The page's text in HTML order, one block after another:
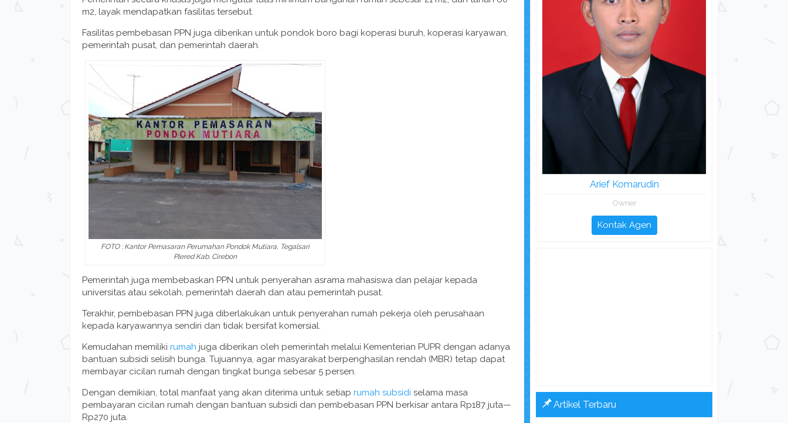
m2, layak mendapatkan fasilitas tersebut.
Fasilitas pembebasan PPN juga diberikan untuk pondok boro bagi koperasi buruh, koperasi karyawan,
pemerintah pusat, dan pemerintah daerah.
FOTO : Kantor Pemasaran Perumahan Pondok Mutiara, Tegalsari
Plered Kab. Cirebon
Pemerintah juga membebaskan PPN untuk penyerahan asrama mahasiswa dan pelajar kepada
universitas atau sekolah, pemerintah daerah dan atau pemerintah pusat.
Terakhir, pembebasan PPN juga diberlakukan untuk penyerahan rumah pekerja oleh perusahaan
kepada karyawannya sendiri dan tidak bersifat komersial.
Kemudahan memiliki rumah juga diberikan oleh pemerintah melalui Kementerian PUPR dengan adanya
bantuan subsidi selisih bunga. Tujuannya, agar masyarakat berpenghasilan rendah (MBR) tetap dapat
membayar cicilan rumah dengan tingkat bunga sebesar 5 persen.
Dengan demikian, total manfaat yang akan diterima untuk setiap rumah subsidi selama masa
pembayaran cicilan rumah dengan bantuan subsidi dan pembebasan PPN berkisar antara Rp187 juta—
Rp270 juta.
Arief Komarudin
Owner
Kontak Agen
Artikel Terbaru